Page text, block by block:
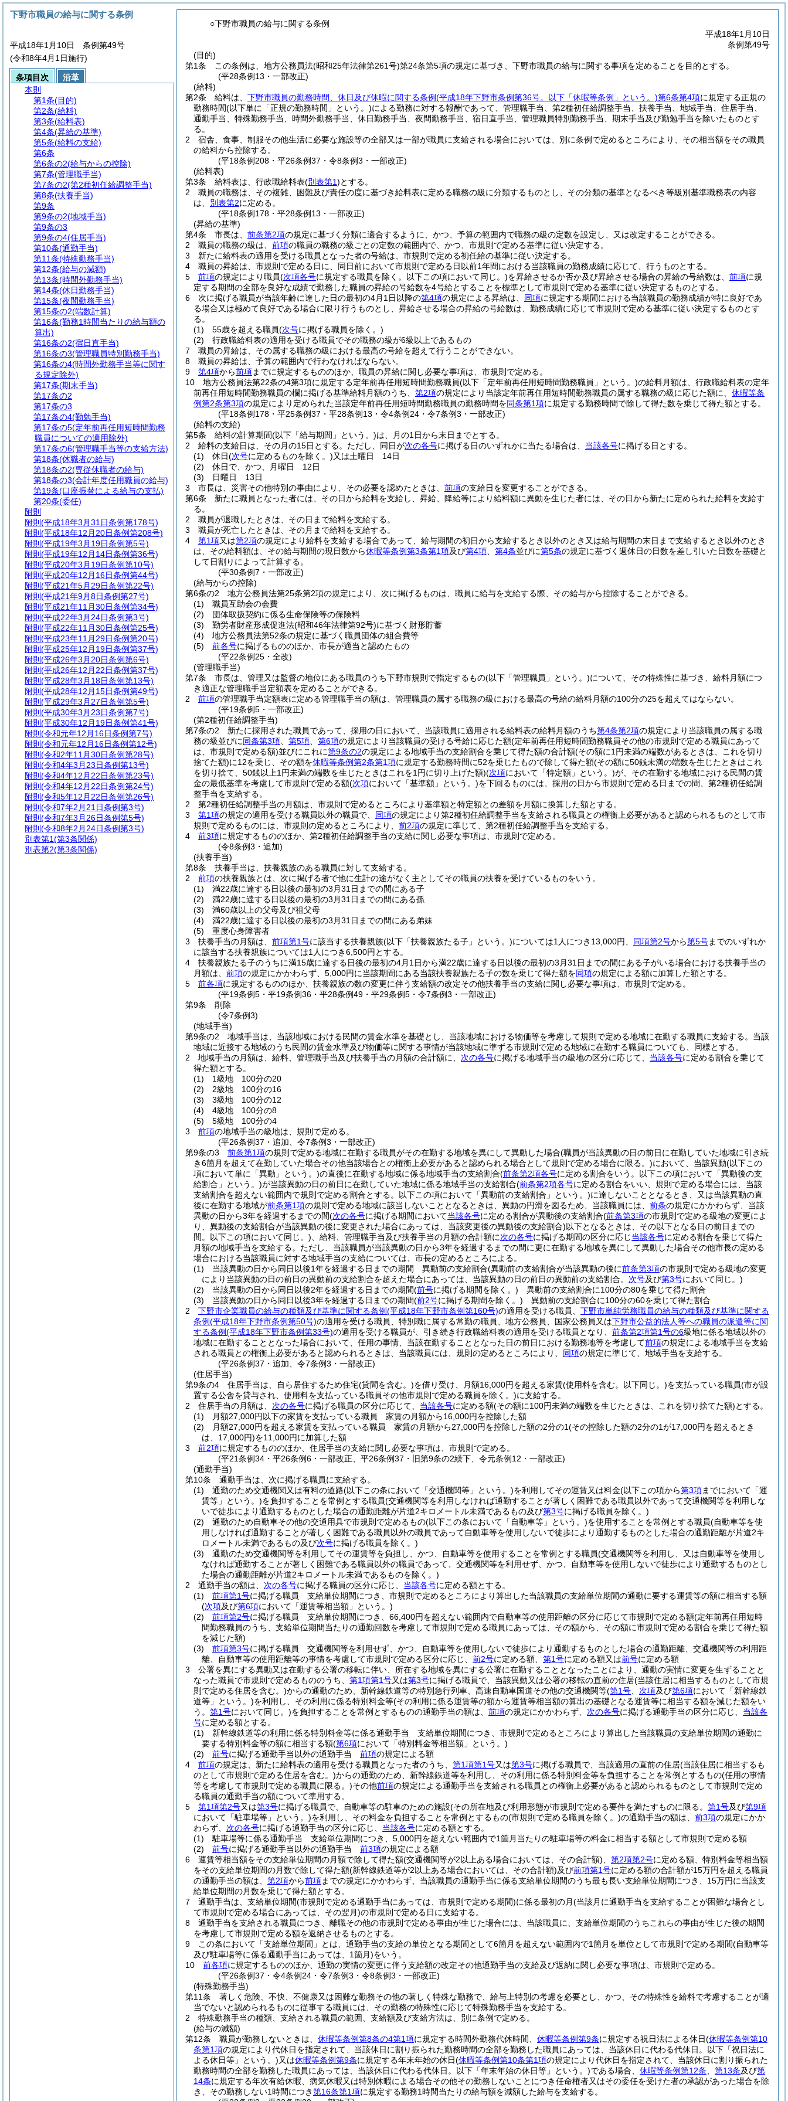
○下野市職員の給与に関する条例
平成18年1月10日
条例第49号
(目的)
第1条
この条例は、地方公務員法(昭和25年法律第261号)第24条第5項の規定に基づき、下野市職員の給与に関する事項を定めることを目的とする。
(平28条例13・一部改正)
(給料)
第2条
給料は、 下野市職員の勤務時間、休日及び休暇に関する条例(平成18年下野市条例第36号。以下「休暇等条例」という。)第6条第4項に規定する正規の
勤務時間(以下単に「正規の勤務時間」という。)による勤務に対する報酬であって、管理職手当、第2種初任給調整手当、扶養手当、地域手当、住居手当、
通勤手当、特殊勤務手当、時間外勤務手当、休日勤務手当、夜間勤務手当、宿日直手当、管理職員特別勤務手当、期末手当及び勤勉手当を除いたものとす
る。
2
宿舎、食事、制服その他生活に必要な施設等の全部又は一部が職員に支給される場合においては、別に条例で定めるところにより、その相当額をその職員
の給料から控除する。
(平18条例208・平26条例37・令8条例3・一部改正)
(給料表)
第3条
給料表は、行政職給料表(別表第1)とする。
2
職員の職務は、その複雑、困難及び責任の度に基づき給料表に定める職務の級に分類するものとし、その分類の基準となるべき等級別基準職務表の内容
は、 別表第2に定める。
(平18条例178・平28条例13・一部改正)
(昇給の基準)
第4条
市長は、 前条第2項の規定に基づく分類に適合するように、かつ、予算の範囲内で職務の級の定数を設定し、又は改定することができる。
2
職員の職務の級は、 前項の職員の職務の級ごとの定数の範囲内で、かつ、市規則で定める基準に従い決定する。
3
新たに給料表の適用を受ける職員となった者の号給は、市規則で定める初任給の基準に従い決定する。
4
職員の昇給は、市規則で定める日に、同日前において市規則で定める日以前1年間における当該職員の勤務成績に応じて、行うものとする。
5
前項の規定により職員(次項各号に規定する職員を除く。以下この項において同じ。)を昇給させるか否か及び昇給させる場合の昇給の号給数は、 前項に規
定する期間の全部を良好な成績で勤務した職員の昇給の号給数を4号給とすることを標準として市規則で定める基準に従い決定するものとする。
6
次に掲げる職員が当該年齢に達した日の最初の4月1日以降の第4項の規定による昇給は、 同項に規定する期間における当該職員の勤務成績が特に良好であ
る場合又は極めて良好である場合に限り行うものとし、昇給させる場合の昇給の号給数は、勤務成績に応じて市規則で定める基準に従い決定するものとす
る。
(1)
55歳を超える職員(次号に掲げる職員を除く。)
(2)
行政職給料表の適用を受ける職員でその職務の級が6級以上であるもの
7
職員の昇給は、その属する職務の級における最高の号給を超えて行うことができない。
8
職員の昇給は、予算の範囲内で行わなければならない。
9
第4項から前項までに規定するもののほか、職員の昇給に関し必要な事項は、市規則で定める。
10
地方公務員法第22条の4第3項に規定する定年前再任用短時間勤務職員(以下「定年前再任用短時間勤務職員」という。)の給料月額は、行政職給料表の定年
前再任用短時間勤務職員の欄に掲げる基準給料月額のうち、 第2項の規定により当該定年前再任用短時間勤務職員の属する職務の級に応じた額に、 休暇等条
例第2条第3項の規定により定められた当該定年前再任用短時間勤務職員の勤務時間を同条第1項に規定する勤務時間で除して得た数を乗じて得た額とする。
(平18条例178・平25条例37・平28条例13・令4条例24・令7条例3・一部改正)
(給料の支給)
第5条
給料の計算期間(以下「給与期間」という。)は、月の1日から末日までとする。
2
給料の支給日は、その月の15日とする。 ただし、同日が次の各号に掲げる日のいずれかに当たる場合は、 当該各号に掲げる日とする。
(1)
休日(次号に定めるものを除く。)又は土曜日 14日
(2)
休日で、かつ、月曜日 12日
(3)
日曜日 13日
3
市長は、災害その他特別の事由により、その必要を認めたときは、 前項の支給日を変更することができる。
第6条
新たに職員となった者には、その日から給料を支給し、昇給、降給等により給料額に異動を生じた者には、その日から新たに定められた給料を支給す
る。
2
職員が退職したときは、その日まで給料を支給する。
3
職員が死亡したときは、その月まで給料を支給する。
4
第1項又は第2項の規定により給料を支給する場合であって、給与期間の初日から支給するとき以外のとき又は給与期間の末日まで支給するとき以外のとき
は、その給料額は、その給与期間の現日数から休暇等条例第3条第1項及び第4項 第4条並びに第5条の規定に基づく週休日の日数を差し引いた日数を基礎と
して日割りによって計算する。
(平30条例7・一部改正)
(給与からの控除)
第6条の2
地方公務員法第25条第2項の規定により、次に掲げるものは、職員に給与を支給する際、その給与から控除することができる。
(1)
職員互助会の会費
(2)
団体取扱契約に係る生命保険等の保険料
(3)
勤労者財産形成促進法(昭和46年法律第92号)に基づく財形貯蓄
(4)
地方公務員法第52条の規定に基づく職員団体の組合費等
(5)
前各号に掲げるもののほか、市長が適当と認めたもの
(平22条例25・全改)
(管理職手当)
第7条
市長は、管理又は監督の地位にある職員のうち下野市規則で指定するもの(以下「管理職員」という。)について、その特殊性に基づき、給料月額につ
き適正な管理職手当定額表を定めることができる。
2
前項の管理職手当定額表に定める管理職手当の額は、管理職員の属する職務の級における最高の号給の給料月額の100分の25を超えてはならない。
(平19条例5・一部改正)
(第2種初任給調整手当)
第7条の2
新たに採用された職員であって、採用の日において、当該職員に適用される給料表の給料月額のうち第4条第2項の規定により当該職員の属する職
務の級並びに同条第3項 第5項 第6項の規定により当該職員の受ける号給に応じた額(定年前再任用短時間勤務職員その他の市規則で定める職員にあって
は、市規則で定める額)並びにこれに第9条の2の規定による地域手当の支給割合を乗じて得た額の合計額(その額に1円未満の端数があるときは、これを切り
捨てた額)に12を乗じ、その額を休暇等条例第2条第1項に規定する勤務時間に52を乗じたもので除して得た額(その額に50銭未満の端数を生じたときはこれ
を切り捨て、50銭以上1円未満の端数を生じたときはこれを1円に切り上げた額)(次項において「特定額」という。)が、その在勤する地域における民間の賃
金の最低基準を考慮して市規則で定める額(次項において「基準額」という。)を下回るものには、採用の日から市規則で定める日までの間、第2種初任給調
整手当を支給する。
2
第2種初任給調整手当の月額は、市規則で定めるところにより基準額と特定額との差額を月額に換算した額とする。
3
第1項の規定の適用を受ける職員以外の職員で、 同項の規定により第2種初任給調整手当を支給される職員との権衡上必要があると認められるものとして市
規則で定めるものには、市規則の定めるところにより、 前2項の規定に準じて、第2種初任給調整手当を支給する。
4
前3項に規定するもののほか、第2種初任給調整手当の支給に関し必要な事項は、市規則で定める。
(令8条例3・追加)
(扶養手当)
第8条
扶養手当は、扶養親族のある職員に対して支給する。
2
前項の扶養親族とは、次に掲げる者で他に生計の途がなく主としてその職員の扶養を受けているものをいう。
(1)
満22歳に達する日以後の最初の3月31日までの間にある子
(2)
満22歳に達する日以後の最初の3月31日までの間にある孫
(3)
満60歳以上の父母及び祖父母
(4)
満22歳に達する日以後の最初の3月31日までの間にある弟妹
(5)
重度心身障害者
3
扶養手当の月額は、 前項第1号に該当する扶養親族(以下「扶養親族たる子」という。)については1人につき13,000円、 同項第2号から第5号までのいずれか
に該当する扶養親族については1人につき6,500円とする。
4
扶養親族たる子のうちに満15歳に達する日後の最初の4月1日から満22歳に達する日以後の最初の3月31日までの間にある子がいる場合における扶養手当の
月額は、 前項の規定にかかわらず、5,000円に当該期間にある当該扶養親族たる子の数を乗じて得た額を同項の規定による額に加算した額とする。
5
前各項に規定するもののほか、扶養親族の数の変更に伴う支給額の改定その他扶養手当の支給に関し必要な事項は、市規則で定める。
(平19条例5・平19条例36・平28条例49・平29条例5・令7条例3・一部改正)
第9条
削除
(令7条例3)
(地域手当)
第9条の2
地域手当は、当該地域における民間の賃金水準を基礎とし、当該地域における物価等を考慮して規則で定める地域に在勤する職員に支給する。 当該
地域に近接する地域のうち民間の賃金水準及び物価等に関する事情が当該地域に準ずる市規則で定める地域に在勤する職員についても、同様とする。
2
地域手当の月額は、給料、管理職手当及び扶養手当の月額の合計額に、 次の各号に掲げる地域手当の級地の区分に応じて、 当該各号に定める割合を乗じて
得た額とする。
(1)
1級地 100分の20
(2)
2級地 100分の16
(3)
3級地 100分の12
(4)
4級地 100分の8
(5)
5級地 100分の4
3
前項の地域手当の級地は、規則で定める。
(平26条例37・追加、令7条例3・一部改正)
第9条の3
前条第1項の規則で定める地域に在勤する職員がその在勤する地域を異にして異動した場合(職員が当該異動の日の前日に在勤していた地域に引き続
き6箇月を超えて在勤していた場合その他当該場合との権衡上必要があると認められる場合として規則で定める場合に限る。)において、当該異動(以下この
項において単に「異動」という。)の直後に在勤する地域に係る地域手当の支給割合(前条第2項各号に定める割合をいう。以下この項において「異動後の支
給割合」という。)が当該異動の日の前日に在勤していた地域に係る地域手当の支給割合(前条第2項各号に定める割合をいい、規則で定める場合には、当該
支給割合を超えない範囲内で規則で定める割合とする。以下この項において「異動前の支給割合」という。)に達しないこととなるとき、又は当該異動の直
後に在勤する地域が前条第1項の規則で定める地域に該当しないこととなるときは、異動の円滑を図るため、当該職員には、 前条の規定にかかわらず、当該
異動の日から3年を経過するまでの間(次の各号に掲げる期間において当該各号に定める割合が異動後の支給割合(前条第3項の市規則で定める級地の変更によ
り、異動後の支給割合が当該異動の後に変更された場合にあっては、当該変更後の異動後の支給割合)以下となるときは、その以下となる日の前日までの
間。以下この項において同じ。) 、給料、管理職手当及び扶養手当の月額の合計額に次の各号に掲げる期間の区分に応じ当該各号に定める割合を乗じて得た
月額の地域手当を支給する。 ただし、当該職員が当該異動の日から3年を経過するまでの間に更に在勤する地域を異にして異動した場合その他市長の定める
場合における当該職員に対する地域手当の支給については、市長の定めるところによる。
(1)
当該異動の日から同日以後1年を経過する日までの期間 異動前の支給割合(異動前の支給割合が当該異動の後に前条第3項の市規則で定める級地の変更
により当該異動の日の前日の異動前の支給割合を超えた場合にあっては、当該異動の日の前日の異動前の支給割合。 次号及び第3号において同じ。)
(2)
当該異動の日から同日以後2年を経過する日までの期間(前号に掲げる期間を除く。) 異動前の支給割合に100分の80を乗じて得た割合
(3)
当該異動の日から同日以後3年を経過する日までの期間(前2号に掲げる期間を除く。) 異動前の支給割合に100分の60を乗じて得た割合
2
下野市企業職員の給与の種類及び基準に関する条例(平成18年下野市条例第160号)の適用を受ける職員、 下野市単純労務職員の給与の種類及び基準に関する
条例(平成18年下野市条例第50号)の適用を受ける職員、特別職に属する常勤の職員、地方公務員、国家公務員又は下野市公益的法人等への職員の派遣等に関
する条例(平成18年下野市条例第33号)の適用を受ける職員が、引き続き行政職給料表の適用を受ける職員となり、 前条第2項第1号の6級地に係る地域以外の
地域に在勤することとなった場合において、任用の事情、当該在勤することとなった日の前日における勤務地等を考慮して前項の規定による地域手当を支給
される職員との権衡上必要があると認められるときは、当該職員には、規則の定めるところにより、 同項の規定に準じて、地域手当を支給する。
(平26条例37・追加、令7条例3・一部改正)
(住居手当)
第9条の4
住居手当は、自ら居住するため住宅(貸間を含む。)を借り受け、月額16,000円を超える家賃(使用料を含む。以下同じ。)を支払っている職員(市が設
置する公舎を貸与され、使用料を支払っている職員その他市規則で定める職員を除く。)に支給する。
2
住居手当の月額は、 次の各号に掲げる職員の区分に応じて、 当該各号に定める額(その額に100円未満の端数を生じたときは、これを切り捨てた額)とする。
(1)
月額27,000円以下の家賃を支払っている職員 家賃の月額から16,000円を控除した額
(2)
月額27,000円を超える家賃を支払っている職員 家賃の月額から27,000円を控除した額の2分の1(その控除した額の2分の1が17,000円を超えるとき
は、17,000円)を11,000円に加算した額
3
前2項に規定するもののほか、住居手当の支給に関し必要な事項は、市規則で定める。
(平21条例34・平26条例6・一部改正、平26条例37・旧第9条の2繰下、令元条例12・一部改正)
(通勤手当)
第10条
通勤手当は、次に掲げる職員に支給する。
(1)
通勤のため交通機関又は有料の道路(以下この条において「交通機関等」という。)を利用してその運賃又は料金(以下この項から第3項までにおいて「運
賃等」という。)を負担することを常例とする職員(交通機関等を利用しなければ通勤することが著しく困難である職員以外であって交通機関等を利用しな
いで徒歩により通勤するものとした場合の通勤距離が片道2キロメートル未満であるもの及び第3号に掲げる職員を除く。)
(2)
通勤のため自動車その他の交通用具で市規則で定めるもの(以下この条において「自動車等」という。)を使用することを常例とする職員(自動車等を使
用しなければ通勤することが著しく困難である職員以外の職員であって自動車等を使用しないで徒歩により通勤するものとした場合の通勤距離が片道2キ
ロメートル未満であるもの及び次号に掲げる職員を除く。)
(3)
通勤のため交通機関等を利用してその運賃等を負担し、かつ、自動車等を使用することを常例とする職員(交通機関等を利用し、又は自動車等を使用し
なければ通勤することが著しく困難である職員以外の職員であって、交通機関等を利用せず、かつ、自動車等を使用しないで徒歩により通勤するものとし
た場合の通勤距離が片道2キロメートル未満であるものを除く。)
2
通勤手当の額は、 次の各号に掲げる職員の区分に応じ、 当該各号に定める額とする。
(1)
前項第1号に掲げる職員 支給単位期間につき、市規則で定めるところにより算出した当該職員の支給単位期間の通勤に要する運賃等の額に相当する額
(次項及び第6項において「運賃等相当額」という。)
(2)
前項第2号に掲げる職員 支給単位期間につき、66,400円を超えない範囲内で自動車等の使用距離の区分に応じて市規則で定める額(定年前再任用短時
間勤務職員のうち、支給単位期間当たりの通勤回数を考慮して市規則で定める職員にあっては、その額から、その額に市規則で定める割合を乗じて得た額
を減じた額)
(3)
前項第3号に掲げる職員 交通機関等を利用せず、かつ、自動車等を使用しないで徒歩により通勤するものとした場合の通勤距離、交通機関等の利用距
離、自動車等の使用距離等の事情を考慮して市規則で定める区分に応じ、 前2号に定める額、 第1号に定める額又は前号に定める額
3
公署を異にする異動又は在勤する公署の移転に伴い、所在する地域を異にする公署に在勤することとなったことにより、通勤の実情に変更を生ずることと
なった職員で市規則で定めるもののうち、 第1項第1号又は第3号に掲げる職員で、当該異動又は公署の移転の直前の住居(当該住居に相当するものとして市規
則で定める住居を含む。)からの通勤のため、新幹線鉄道等の特別急行列車、高速自動車国道その他の交通機関等(第1号 次項及び第6項において「新幹線鉄
道等」という。)を利用し、その利用に係る特別料金等(その利用に係る運賃等の額から運賃等相当額の算出の基礎となる運賃等に相当する額を減じた額をい
う。 第1号において同じ。)を負担することを常例とするものの通勤手当の額は、 前項の規定にかかわらず、 次の各号に掲げる通勤手当の区分に応じ、 当該各
号に定める額とする。
(1)
新幹線鉄道等の利用に係る特別料金等に係る通勤手当 支給単位期間につき、市規則で定めるところにより算出した当該職員の支給単位期間の通勤に
要する特別料金等の額に相当する額(第6項において「特別料金等相当額」という。)
(2)
前号に掲げる通勤手当以外の通勤手当 前項の規定による額
4
前項の規定は、新たに給料表の適用を受ける職員となった者のうち、 第1項第1号又は第3号に掲げる職員で、当該適用の直前の住居(当該住居に相当するも
のとして市規則で定める住居を含む。)からの通勤のため、新幹線鉄道等を利用し、その利用に係る特別料金等を負担することを常例とするもの(任用の事情
等を考慮して市規則で定める職員に限る。)その他前項の規定による通勤手当を支給される職員との権衡上必要があると認められるものとして市規則で定め
る職員の通勤手当の額について準用する。
5
第1項第2号又は第3号に掲げる職員で、自動車等の駐車のための施設(その所在地及び利用形態が市規則で定める要件を満たすものに限る。 第1号及び第9項
において「駐車場等」という。)を利用し、その料金を負担することを常例とするもの(市規則で定める職員を除く。)の通勤手当の額は、 前3項の規定にかか
わらず、 次の各号に掲げる通勤手当の区分に応じ、 当該各号に定める額とする。
(1)
駐車場等に係る通勤手当 支給単位期間につき、5,000円を超えない範囲内で1箇月当たりの駐車場等の料金に相当する額として市規則で定める額
(2)
前号に掲げる通勤手当以外の通勤手当 前3項の規定による額
6
運賃等相当額をその支給単位期間の月額で除して得た額(交通機関等が2以上ある場合においては、その合計額) 第2項第2号に定める額、特別料金等相当額
をその支給単位期間の月数で除して得た額(新幹線鉄道等が2以上ある場合においては、その合計額)及び前項第1号に定める額の合計額が15万円を超える職員
の通勤手当の額は、 第2項から前項までの規定にかかわらず、当該職員の通勤手当に係る支給単位期間のうち最も長い支給単位期間につき、15万円に当該支
給単位期間の月数を乗じて得た額とする。
7
通勤手当は、支給単位期間(市規則で定める通勤手当にあっては、市規則で定める期間)に係る最初の月(当該月に通勤手当を支給することが困難な場合とし
て市規則で定める場合にあっては、その翌月)の市規則で定める日に支給する。
8
通勤手当を支給される職員につき、離職その他の市規則で定める事由が生じた場合には、当該職員に、支給単位期間のうちこれらの事由が生じた後の期間
を考慮して市規則で定める額を返納させるものとする。
9
この条において「支給単位期間」とは、通勤手当の支給の単位となる期間として6箇月を超えない範囲内で1箇月を単位として市規則で定める期間(自動車等
及び駐車場等に係る通勤手当にあっては、1箇月)をいう。
10
前各項に規定するもののほか、通勤の実情の変更に伴う支給額の改定その他通勤手当の支給及び返納に関し必要な事項は、市規則で定める。
(平26条例37・令4条例24・令7条例3・令8条例3・一部改正)
(特殊勤務手当)
第11条
著しく危険、不快、不健康又は困難な勤務その他の著しく特殊な勤務で、給与上特別の考慮を必要とし、かつ、その特殊性を給料で考慮することが適
当でないと認められるものに従事する職員には、その勤務の特殊性に応じて特殊勤務手当を支給する。
2
特殊勤務手当の種類、支給される職員の範囲、支給額及び支給方法は、別に条例で定める。
(給与の減額)
第12条
職員が勤務しないときは、 休暇等条例第8条の4第1項に規定する時間外勤務代休時間、 休暇等条例第9条に規定する祝日法による休日(休暇等条例第10
条第1項の規定により代休日を指定されて、当該休日に割り振られた勤務時間の全部を勤務した職員にあっては、当該休日に代わる代休日。以下「祝日法に
よる休日等」という。)又は休暇等条例第9条に規定する年末年始の休日(休暇等条例第10条第1項の規定により代休日を指定されて、当該休日に割り振られた
勤務時間の全部を勤務した職員にあっては、当該休日に代わる代休日。以下「年末年始の休日等」という。)である場合、 休暇等条例第12条 第13条及び第
14条に規定する年次有給休暇、病気休暇又は特別休暇による場合その他その勤務しないことにつき任命権者又はその委任を受けた者の承認があった場合を除
き、その勤務しない1時間につき第16条第1項に規定する勤務1時間当たりの給与額を減額した給与を支給する。
下野市職員の給与に関する条例
平成18年1月10日 条例第49号
(令和8年4月1日施行)
条項目次
沿革
本則
第1条(目的)
第2条(給料)
第3条(給料表)
第4条(昇給の基準)
第5条(給料の支給)
第6条
第6条の2(給与からの控除)
第7条(管理職手当)
第7条の2(第2種初任給調整手当)
第8条(扶養手当)
第9条
第9条の2(地域手当)
第9条の3
第9条の4(住居手当)
第10条(通勤手当)
第11条(特殊勤務手当)
第12条(給与の減額)
第13条(時間外勤務手当)
第14条(休日勤務手当)
第15条(夜間勤務手当)
第15条の2(端数計算)
第16条(勤務1時間当たりの給与額の
算出)
第16条の2(宿日直手当)
第16条の3(管理職員特別勤務手当)
第16条の4(時間外勤務手当等に関す
る規定除外)
第17条(期末手当)
第17条の2
第17条の3
第17条の4(勤勉手当)
第17条の5(定年前再任用短時間勤務
職員についての適用除外)
第17条の6(管理職手当等の支給方法)
第18条(休職者の給与)
第18条の2(専従休職者の給与)
第18条の3(会計年度任用職員の給与)
第19条(口座振替による給与の支払)
第20条(委任)
附則
附則 (平成18年3月31日条例第178号)
附則 (平成18年12月20日条例第208号)
附則 (平成19年3月19日条例第5号)
附則 (平成19年12月14日条例第36号)
附則 (平成20年3月19日条例第10号)
附則 (平成20年12月16日条例第44号)
附則 (平成21年5月29日条例第22号)
附則 (平成21年9月8日条例第27号)
附則 (平成21年11月30日条例第34号)
附則 (平成22年3月24日条例第3号)
附則 (平成22年11月30日条例第25号)
附則 (平成23年11月29日条例第20号)
附則 (平成25年12月19日条例第37号)
附則 (平成26年3月20日条例第6号)
附則 (平成26年12月22日条例第37号)
附則 (平成28年3月18日条例第13号)
附則 (平成28年12月15日条例第49号)
附則 (平成29年3月27日条例第5号)
附則 (平成30年3月23日条例第7号)
附則 (平成30年12月19日条例第41号)
附則 (令和元年12月16日条例第7号)
附則 (令和元年12月16日条例第12号)
附則 (令和2年11月30日条例第28号)
附則 (令和4年3月23日条例第13号)
附則 (令和4年12月22日条例第23号)
附則 (令和4年12月22日条例第24号)
附則 (令和5年12月22日条例第26号)
附則 (令和7年2月21日条例第3号)
附則 (令和7年3月26日条例第5号)
附則 (令和8年2月24日条例第3号)
別表第1(第3条関係)
別表第2(第3条関係)